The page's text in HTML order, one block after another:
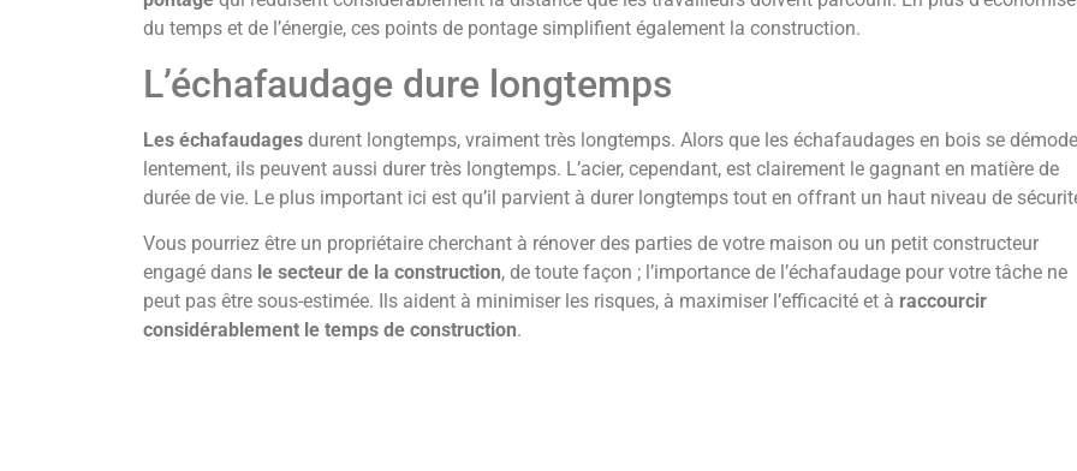
du temps et de l’énergie, ces points de pontage simplifient également la construction.
L’échafaudage dure longtemps
Les échafaudagesdurent longtemps, vraiment très longtemps. Alors que les échafaudages en bois se
lentement, ils peuvent aussi durer très longtemps. L’acier, cependant, est clairement le gagnant en matière de
durée de vie. Le plus important ici est qu’il parvient à durer longtemps tout en offrant un haut niveau de
Vous pourriez être un propriétaire cherchant à rénover des parties de votre maison ou un petit constructeur
engagé dans le secteur de la construction, de toute façon ; l’importance de l’échafaudage pour votre tâche ne
peut pas être sous-estimée. Ils aident à minimiser les risques, à maximiser l’efficacité et à raccourcir
considérablement le temps de construction.